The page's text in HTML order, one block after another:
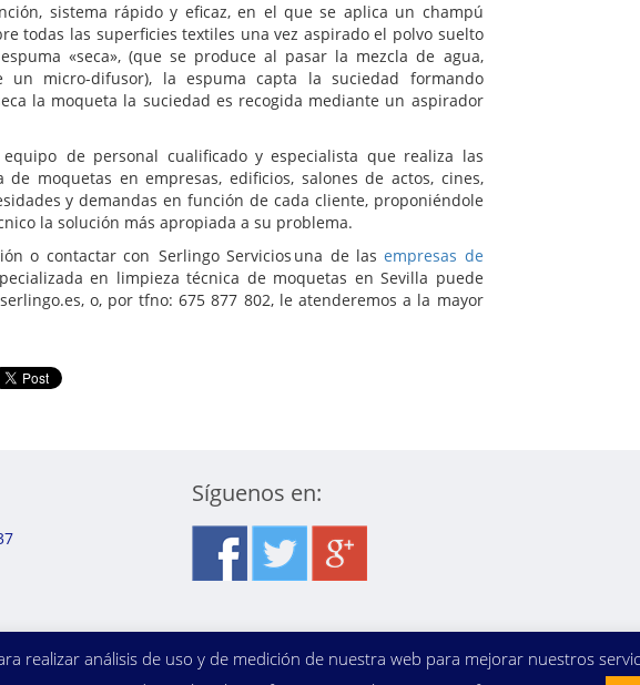
sistema rápido y eficaz, en el que se aplica un champú
todas las superficies textiles una vez aspirado el polvo suelto
«seca», (que se produce al pasar la mezcla de agua,
micro-difusor), la espuma capta la suciedad formando
la moqueta la suciedad es recogida mediante un aspirador
de personal cualificado y especialista que realiza las
moquetas en empresas, edificios, salones de actos, cines,
y demandas en función de cada cliente, proponiéndole
la solución más apropiada a su problema.
o contactar con Serlingo Servicios una de lasempresas de
en limpieza técnica de moquetas en Sevilla puede
o, por tfno: 675 877 802, le atenderemos a la mayor
Síguenos en:
realizar análisis de uso y de medición de nuestra web para mejorar nuestros